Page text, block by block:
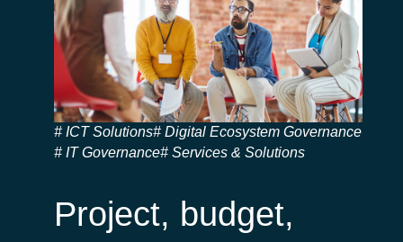
ICT Solutions
Digital Ecosystem Governance
IT Governance
Services & Solutions
Project, budget,